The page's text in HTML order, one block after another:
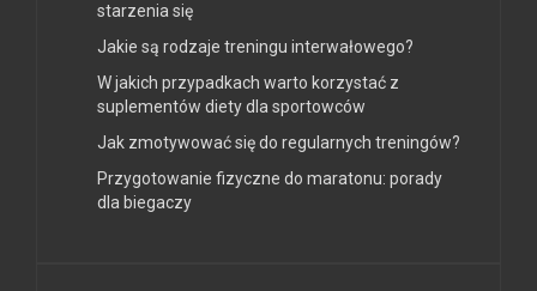
starzenia się
Jakie są rodzaje treningu interwałowego?
W jakich przypadkach warto korzystać z
suplementów diety dla sportowców
Jak zmotywować się do regularnych treningów?
Przygotowanie fizyczne do maratonu: porady
dla biegaczy